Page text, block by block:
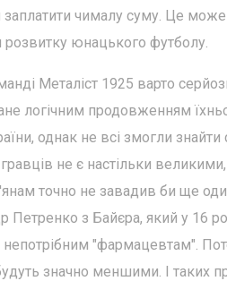
чималу суму. Це
розвитку юнацького футболу.
Металіст 1925 варто
логічним продовженням
однак не всі змогли
не є настільки
точно не завадив би ще
Петренко з Байєра, який у 16
"фармацевтам".
значно меншими. І таких